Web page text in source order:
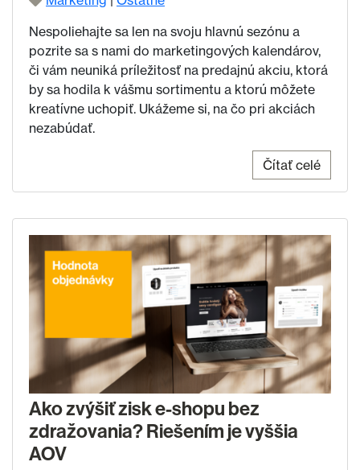
Nespoliehajte sa len na svoju hlavnú sezónu a
pozrite sa s nami do marketingových kalendárov,
či vám neuniká príležitosť na predajnú akciu, ktorá
by sa hodila k vášmu sortimentu a ktorú môžete
kreatívne uchopiť. Ukážeme si, na čo pri akciách
nezabúdať.
Čítať celé
Ako zvýšiť zisk e-shopu bez
zdražovania? Riešením je vyššia
AOV